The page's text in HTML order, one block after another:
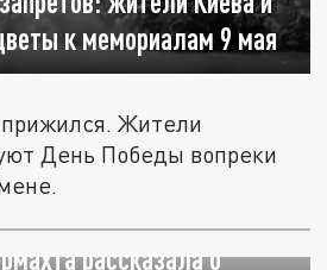
к мемориалам 9 мая
Жители
День Победы вопреки
рассказала о